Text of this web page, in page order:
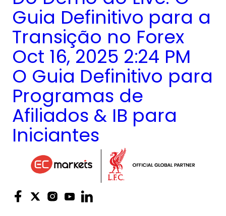
Guia Definitivo para a
Transição no Forex
Oct 16, 2025 2:24 PM
O Guia Definitivo para
Programas de
Afiliados & IB para
Iniciantes